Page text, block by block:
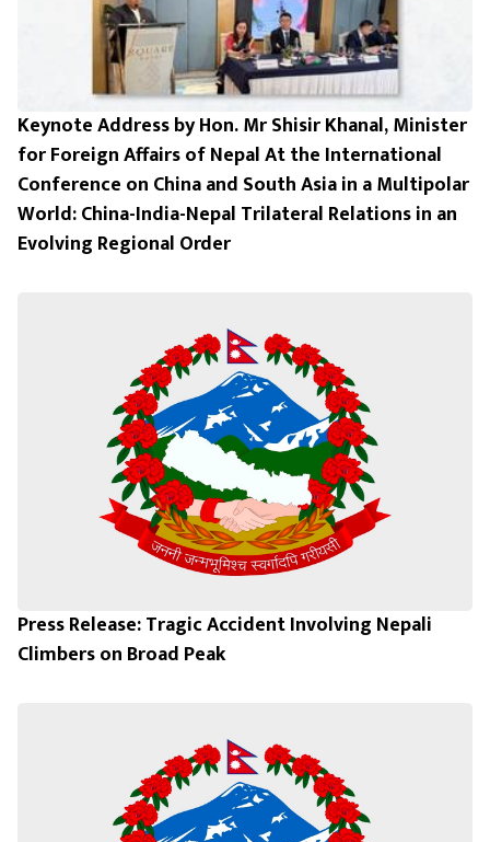
Keynote Address by Hon. Mr Shisir Khanal, Minister
for Foreign Affairs of Nepal At the International
Conference on China and South Asia in a Multipolar
World: China-India-Nepal Trilateral Relations in an
Evolving Regional Order
Press Release: Tragic Accident Involving Nepali
Climbers on Broad Peak